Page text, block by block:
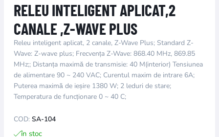
RELEU INTELIGENT APLICAT,2
CANALE ,Z-WAVE PLUS
Releu inteligent aplicat, 2 canale, Z-Wave Plus; Standard Z-
Wave: Z-wave plus; Frecvența Z-Wave: 868.40 MHz, 869.85
MHz;; Distanța maximă de transmisie: 40 M(interior) Tensiunea
de alimentare 90 ~ 240 VAC; Curentul maxim de intrare 6A;
Puterea maximă de ieșire 1380 W; 2 leduri de stare;
Temperatura de funcționare 0 ~ 40 C;
COD: SA-104
în stoc